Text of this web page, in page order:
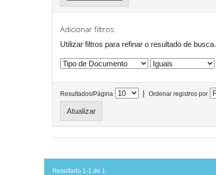
Adicionar filtros:
Utilizar filtros para refinar o resultado de busca.
Resultados/Página | Ordenar registros por
Resultado 1-1 de 1.